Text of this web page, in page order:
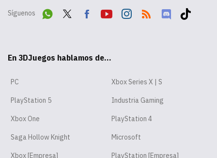
Síguenos
pp
ok
En 3DJuegos hablamos de...
PC Xbox Series X | S
PlayStation 5 Industria Gaming
Xbox One PlayStation 4
Saga Hollow Knight Microsoft
Xbox [Empresa] PlayStation [Empresa]